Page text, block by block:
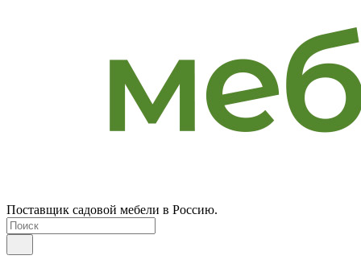
Поставщик садовой мебели в Россию.